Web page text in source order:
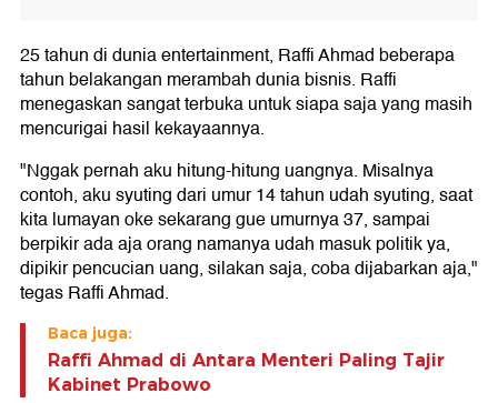
25 tahun di dunia entertainment, Raffi Ahmad beberapa
tahun belakangan merambah dunia bisnis. Raffi
menegaskan sangat terbuka untuk siapa saja yang masih
mencurigai hasil kekayaannya.
"Nggak pernah aku hitung-hitung uangnya. Misalnya
contoh, aku syuting dari umur 14 tahun udah syuting, saat
kita lumayan oke sekarang gue umurnya 37, sampai
berpikir ada aja orang namanya udah masuk politik ya,
dipikir pencucian uang, silakan saja, coba dijabarkan aja,"
tegas Raffi Ahmad.
Baca juga:
Raffi Ahmad di Antara Menteri Paling Tajir
Kabinet Prabowo